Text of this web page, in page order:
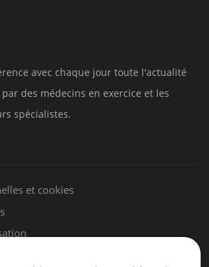
avec chaque jour toute l'actualité
des médecins en exercice et les
spécialistes.
et cookies